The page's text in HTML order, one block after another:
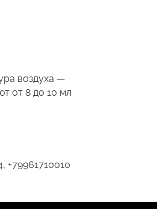
воздуха —
от 8 до 10 мл
+79961710010